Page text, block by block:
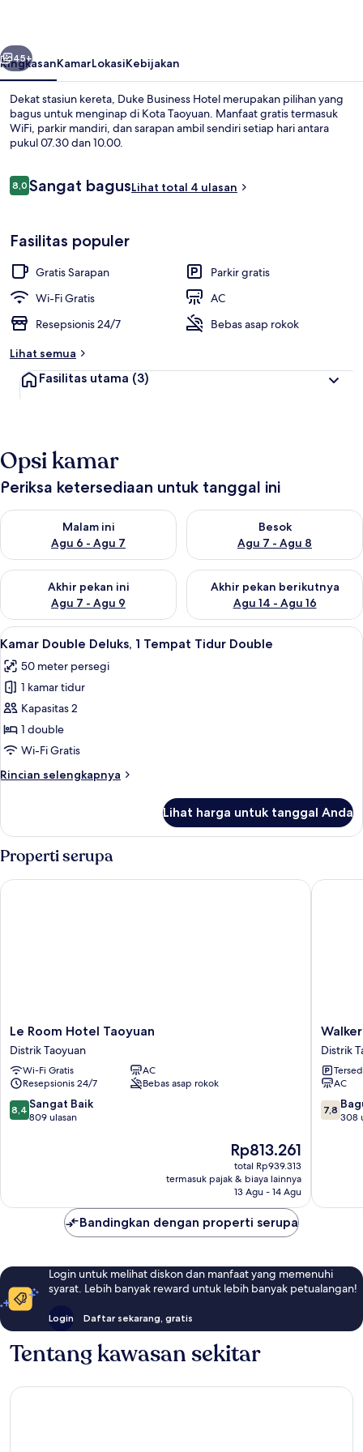
Berikutnya
45+
RingkasanKamarLokasiKebijakan
Dekat stasiun kereta, Duke Business Hotel merupakan pilihan yang
bagus untuk menginap di Kota Taoyuan. Manfaat gratis termasuk
WiFi, parkir mandiri, dan sarapan ambil sendiri setiap hari antara
pukul 07.30 dan 10.00.
Ulasan
8,08,0 dari 10
Sangat bagusLihat total 4 ulasan
Fasilitas populer
Gratis Sarapan
Parkir gratis
Wi-Fi Gratis
AC
Resepsionis 24/7
Bebas asap rokok
Lihat semua
Fasilitas utama (3)
Opsi kamar
Periksa ketersediaan untuk tanggal ini
Malam ini
Agu 6 - Agu 7
Periksa ketersediaan untuk malam ini Agu 6 - Agu 7
Besok
Agu 7 - Agu 8
Periksa ketersediaan untuk
Akhir pekan ini
Agu 7 - Agu 9
Periksa ketersediaan untuk akhir pekan ini Agu 7 - Agu 9
Akhir pekan berikutnya
Agu 14 - Agu 16
Periksa ketersediaan untuk
Lihat
semua
foto
untuk
Kamar
Double
Deluks,
Tempat
Kamar Double Deluks, 1 Tempat
7
Kamar Double Deluks, 1 Tempat Tidur Double
50 meter persegi
1 kamar tidur
Kapasitas 2
1 double
Wi-Fi Gratis
Rincian selengkapnya
Rincian
Kamar
Double
Deluks,
Tempat
Lihat harga untuk tanggal Anda
Properti serupa
Le
Room
Hotel
Taoyuan
Distrik
Taoyuan
Le Room Hotel Taoyuan
Distrik Taoyuan
Wi-Fi Gratis
AC
Resepsionis 24/7
Bebas asap rokok
8.4
dari
8,4 Sangat Baik
809 ulasan
Harga
sekarang
Rp813.261
Rp813.261
total Rp939.313
termasuk pajak & biaya lainnya
13 Agu - 14 Agu
Le Room Hotel Taoyuan
Walker-
Taoyuan
Distrik
Taoyuan
Distrik
AC
7.8
dari
7,8
308
Walker-
Bandingkan dengan properti serupa
Login untuk melihat diskon dan manfaat yang memenuhi
syarat. Lebih banyak reward untuk lebih banyak petualangan!
Login Daftar sekarang, gratis
Tentang kawasan sekitar